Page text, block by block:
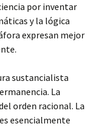
por inventar
y la lógica
expresan mejor
sustancialista
La
orden racional. La
esencialmente